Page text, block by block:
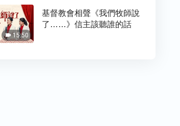
15:50
基督教會相聲《我們牧師說
了……》信主該聽誰的話